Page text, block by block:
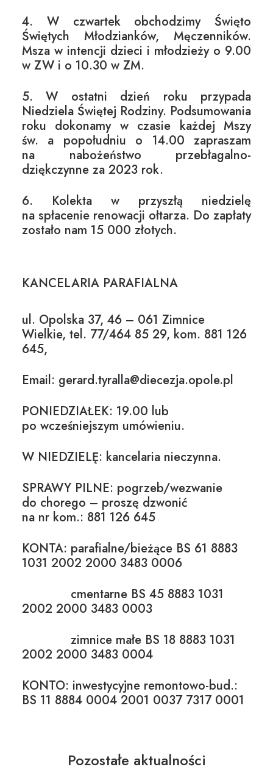
4. W czwartek obchodzimy Święto
Świętych Młodzianków, Męczenników.
Msza w intencji dzieci i młodzieży o 9.00
w ZW i o 10.30 w ZM.
5. W ostatni dzień roku przypada
Niedziela Świętej Rodziny. Podsumowania
roku dokonamy w czasie każdej Mszy
św. a popołudniu o 14.00 zapraszam
na nabożeństwo przebłagalno-
dziękczynne za 2023 rok.
6. Kolekta w przyszłą niedzielę
na spłacenie renowacji ołtarza. Do zapłaty
zostało nam 15 000 złotych.
KANCELARIA PARAFIALNA
ul. Opolska 37, 46 – 061 Zimnice
Wielkie, tel. 77/464 85 29, kom. 881 126
645,
Email: gerard.tyralla@diecezja.opole.pl
PONIEDZIAŁEK: 19.00 lub
po wcześniejszym umówieniu.
W NIEDZIELĘ: kancelaria nieczynna.
SPRAWY PILNE: pogrzeb/wezwanie
do chorego – proszę dzwonić
na nr kom.: 881 126 645
KONTA: parafialne/bieżące BS 61 8883
1031 2002 2000 3483 0006
cmentarne BS 45 8883 1031
2002 2000 3483 0003
zimnice małe BS 18 8883 1031
2002 2000 3483 0004
KONTO: inwestycyjne remontowo-bud.:
BS 11 8884 0004 2001 0037 7317 0001
Pozostałe aktualności